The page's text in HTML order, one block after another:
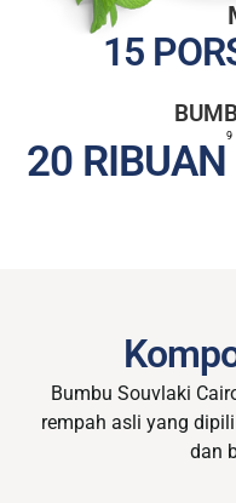
15
20 RIBUAN
9
Bumbu Souvlaki
rempah asli yang
dan